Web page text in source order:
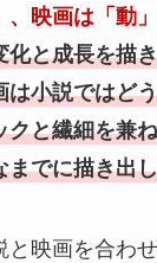
映画は「動」
化と成長を描
は小説ではど
クと繊細を兼
までに描き出
と映画を合わ